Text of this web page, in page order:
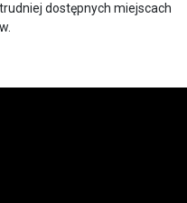
dostępnych miejscach